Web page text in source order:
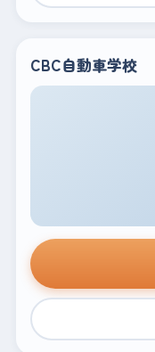
CBC自動車学校